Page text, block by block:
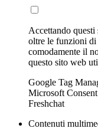
Accettando
oltre le funzioni di
comodamente il
questo sito web
Google Tag
Microsoft
Freshchat
Contenuti